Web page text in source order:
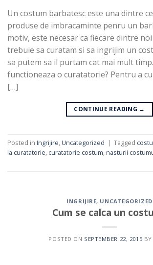
Un costum barbatesc este una dintre
produse de imbracaminte penru un
motiv, este necesar ca fiecare dintre
trebuie sa curatam si sa ingrijim un
sa putem sa il purtam cat mai mult
functioneaza o curatatorie? Pentru a
[…]
CONTINUE READING →
Posted in Ingrijire,Uncategorized | Tagged
la curatatorie, curatatorie costum,nasturii
INGRIJIRE, UNCATEGORIZED
Cum se calca un
POSTED ON SEPTEMBER 22, 2015 BY